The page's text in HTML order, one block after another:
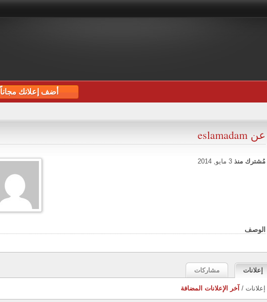
أضف إعلانك مجاناً
عن eslamadam
مُشترك منذ
الوصف
إعلانات مشاركات
إعلانات / آخر الإعلانات المضافة